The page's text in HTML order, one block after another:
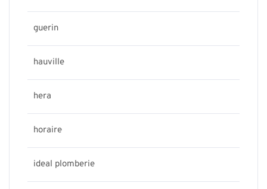
guerin
hauville
hera
horaire
ideal plomberie